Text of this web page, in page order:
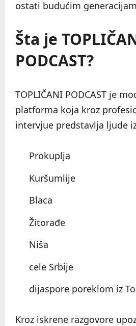
ostati budućim
Šta je
PODCAST?
TOPLIČANI PODCAST je
platforma koja kroz
intervjue predstavlja ljude
Prokuplja
Kuršumlije
Blaca
Žitorađe
Niša
cele Srbije
dijaspore poreklom iz
Kroz iskrene razgovore